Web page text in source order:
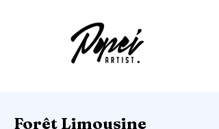
Forêt Limousine